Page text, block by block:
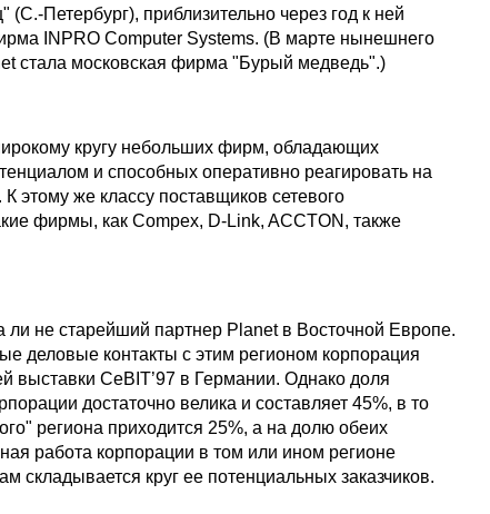
Петербург), приблизительно через год к ней
INPRO Computer Systems. (В марте нынешнего
стала московская фирма "Бурый медведь".)
кругу небольших фирм, обладающих
и способных оперативно реагировать на
этому же классу поставщиков сетевого
фирмы, как Compex, D-Link, ACCTON, также
ли не старейший партнер Planet в Восточной Европе.
деловые контакты с этим регионом корпорация
выставки CeBIT’97 в Германии. Однако доля
достаточно велика и составляет 45%, в то
региона приходится 25%, а на долю обеих
работа корпорации в том или ином регионе
складывается круг ее потенциальных заказчиков.